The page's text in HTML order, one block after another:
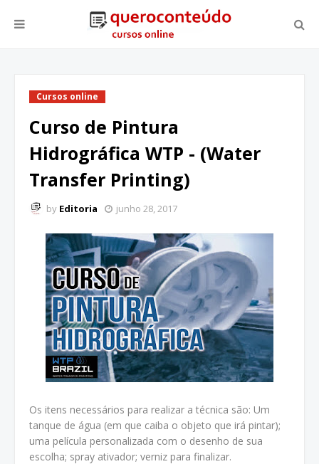
Cursos online
Curso de Pintura
Hidrográfica WTP - (Water
Transfer Printing)
by Editoria junho 28, 2017
Os itens necessários para realizar a técnica são: Um
tanque de água (em que caiba o objeto que irá pintar);
uma película personalizada com o desenho de sua
escolha; spray ativador; verniz para finalizar.